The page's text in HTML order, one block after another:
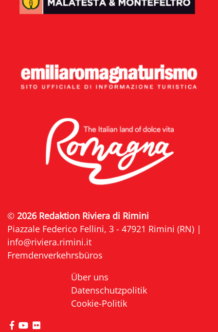
© 2026 Redaktion Riviera di Rimini
Piazzale Federico Fellini, 3 - 47921 Rimini (RN) |
info@riviera.rimini.it
Fremdenverkehrsbüros
Über uns
Datenschutzpolitik
Cookie-Politik
die Seite Facebook von Riviera di Rimini
die Seite YouTube von Riviera di Rimini
die Seite Flickr von Riviera di Rimini